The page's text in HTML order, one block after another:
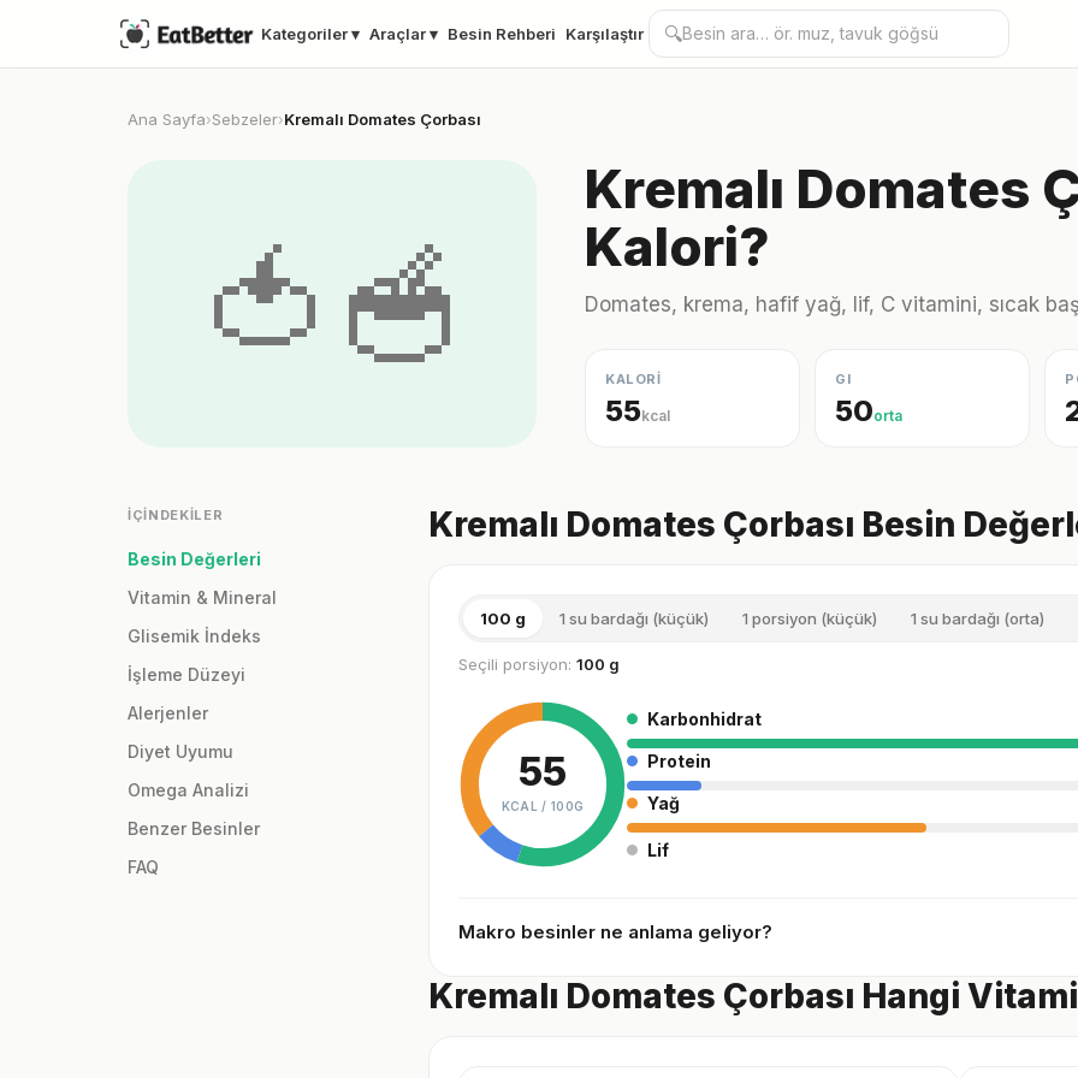
Kategoriler ▾ Araçlar ▾ Besin Rehberi Karşılaştır 🔍
Ana Sayfa›Sebzeler›Kremalı Domates Çorbası
🍅🥣
Kremalı Domates
Kalori?
Domates, krema, hafif yağ, lif, C vitamini, sıcak
KALORİ
55kcal
GI
50orta
İÇINDEKILER
Besin Değerleri
Vitamin & Mineral
Glisemik İndeks
İşleme Düzeyi
Alerjenler
Diyet Uyumu
Omega Analizi
Benzer Besinler
FAQ
Kremalı Domates Çorbası Besin
100 g 1 su bardağı (küçük) 1 porsiyon (küçük) 1 su bardağı (orta)
Seçili porsiyon: 100 g
55
KCAL / 100G
Karbonhidrat
Protein
Yağ
Lif
Makro besinler ne anlama geliyor?
Kremalı Domates Çorbası Hangi